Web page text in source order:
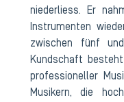
niederliess. Er
Instrumenten
zwischen fünf
Kundschaft
professioneller
Musikern, die